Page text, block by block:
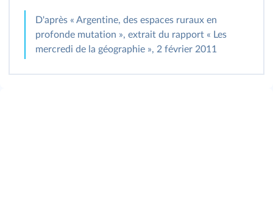
D'après « Argentine, des espaces ruraux en
profonde mutation », extrait du rapport « Les
mercredi de la géographie », 2 février 2011